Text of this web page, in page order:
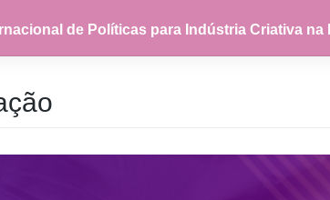
de Políticas para Indústria Criativa na